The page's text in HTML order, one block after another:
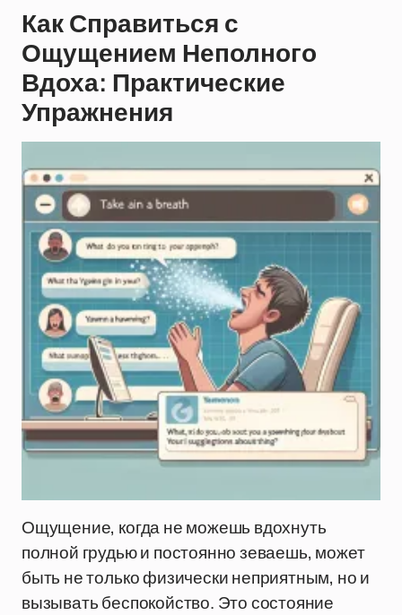
Как Справиться с
Ощущением Неполного
Вдоха: Практические
Упражнения
Ощущение, когда не можешь вдохнуть
полной грудью и постоянно зеваешь, может
быть не только физически неприятным, но и
вызывать беспокойство. Это состояние